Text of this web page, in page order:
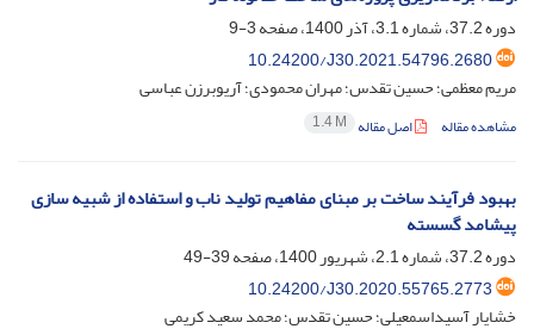
دوره 37.2، شماره 3.1، آذر 1400، صفحه
3-9
10.24200/J30.2021.54796.2680
مریم معظمی؛ حسین تقدس؛ مهران محمودی؛ آریوبرزن عباسی
مشاهده مقاله اصل مقاله 1.4 M
بهبود فرآیند ساخت بر مبنای مفاهیم تولید ناب و استفاده از شبیه سازی
پیشامد گسسته
دوره 37.2، شماره 2.1، شهریور 1400، صفحه
39-49
10.24200/J30.2020.55765.2773
خشایار آسیداسمعیلی؛ حسین تقدس؛ محمد سعید کریمی